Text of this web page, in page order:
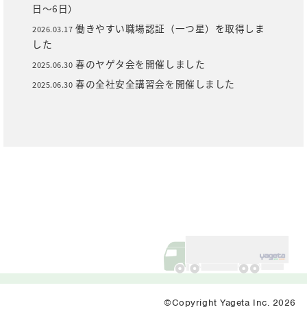
日～6日）
2026.03.17 働きやすい職場認証（一つ星）を取得しま
した
2025.06.30 春のヤゲタ会を開催しました
2025.06.30 春の全社安全講習会を開催しました
©Copyright Yageta Inc. 2026